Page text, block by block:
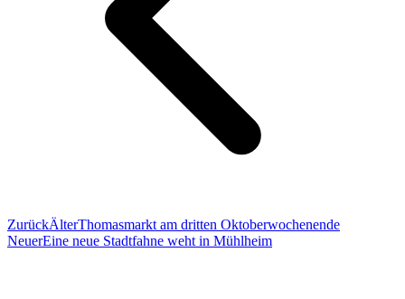
ZurückÄlterThomasmarkt am dritten Oktoberwochenende
NeuerEine neue Stadtfahne weht in Mühlheim